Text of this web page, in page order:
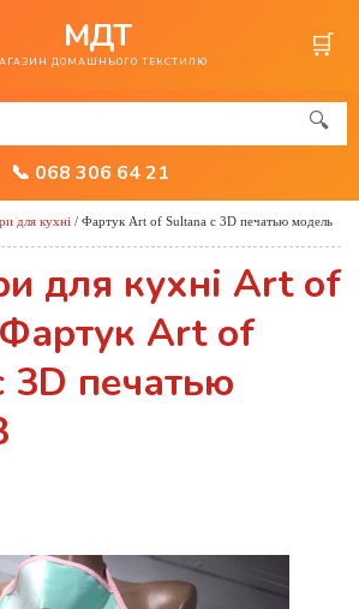
МДТ
ДОМАШНЬОГО ТЕКСТИЛЮ 🛒
🔍
📞 068 306 64 21
для кухні / Фартук Art of Sultana с 3D печатью модель
для кухні Art of
Art of
3D печатью